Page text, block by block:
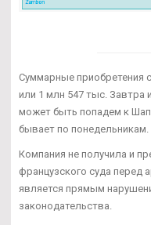
Суммарные приобретения
или 1 млн 547 тыс. Завтра
может быть попадем к
бывает по понедельникам.
Компания не получила и
французского суда перед
является прямым
законодательства.